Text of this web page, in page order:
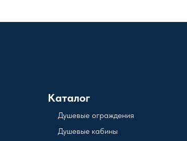
Каталог
Душевые кабины
Душевые ограждения